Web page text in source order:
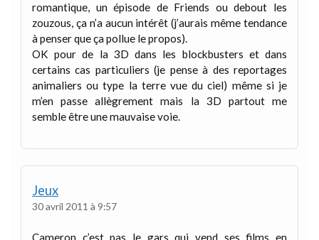
romantique, un épisode de Friends ou debout les
zouzous, ça n’a aucun intérêt (j’aurais même tendance
à penser que ça pollue le propos).
OK pour de la 3D dans les blockbusters et dans
certains cas particuliers (je pense à des reportages
animaliers ou type la terre vue du ciel) même si je
m’en passe allègrement mais la 3D partout me
semble être une mauvaise voie.
Jeux
30 avril 2011 à 9:57
Cameron c’est pas le gars qui vend ses films en